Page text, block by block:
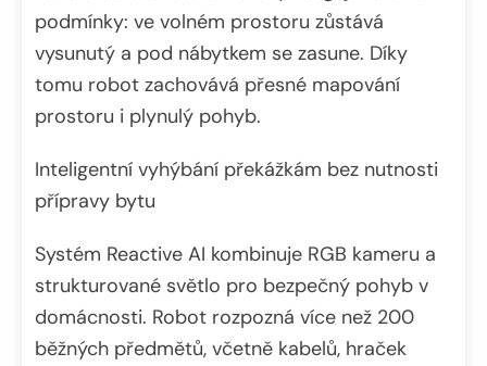
podmínky: ve volném prostoru zůstává
vysunutý a pod nábytkem se zasune. Díky
tomu robot zachovává přesné mapování
prostoru i plynulý pohyb.
Inteligentní vyhýbání překážkám bez nutnosti
přípravy bytu
Systém Reactive AI kombinuje RGB kameru a
strukturované světlo pro bezpečný pohyb v
domácnosti. Robot rozpozná více než 200
běžných předmětů, včetně kabelů, hraček